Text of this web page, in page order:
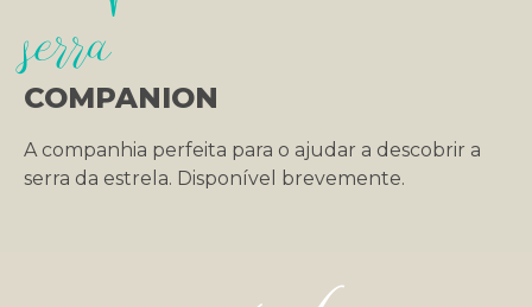
serra
COMPANION
A companhia perfeita para o ajudar a descobrir a
serra da estrela. Disponível brevemente.